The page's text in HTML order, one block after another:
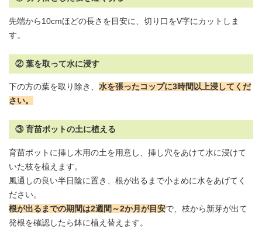
先端から10cmほどの長さを目安に、切り口をV字にカットしま
す。
② 葉を取って水に浸す
下の方の葉を取り除き、 水を張ったコップに3時間以上浸してくだ
さい。
③ 育苗ポットの土に植える
育苗ポットに挿し木用の土を用意し、挿し穴をあけて水に浸けて
いた枝を植えます。
風通しの良い半日陰に置き、根が出るまで小まめに水をあげてく
ださい。
根が出るまでの期間は2週間～2か月が目安で、枝から新芽が出て
発根を確認したら鉢に植え替えます。